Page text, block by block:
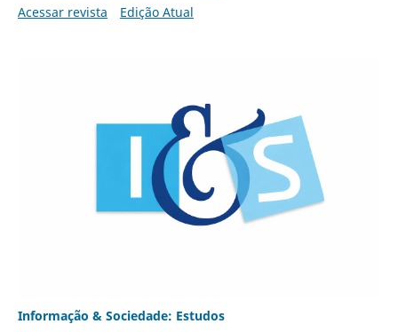
Acessar revista
Edição Atual
Informação & Sociedade: Estudos